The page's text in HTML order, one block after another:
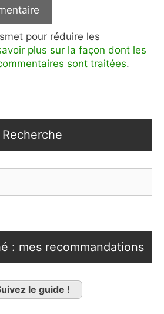
pour réduire les
plus sur la façon dont les
sont traitées.
Recherche
: mes recommandations
le guide !